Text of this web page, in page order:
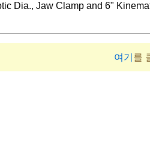
Dia., Jaw Clamp and 6"
여기 를